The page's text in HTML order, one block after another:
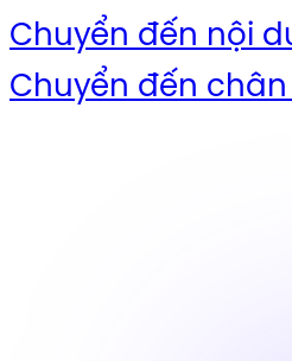
Chuyển đến nội
Chuyển đến